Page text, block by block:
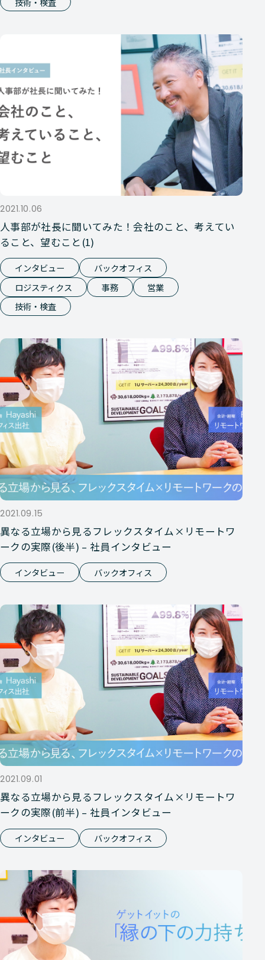
2021.10.06
人事部が社長に聞いてみた！会社のこと、考えてい
ること、望むこと(1)
インタビュー
バックオフィス
ロジスティクス
事務
営業
技術・検査
2021.09.15
異なる立場から見るフレックスタイム×リモートワ
ークの実際(後半) – 社員インタビュー
インタビュー バックオフィス
2021.09.01
異なる立場から見るフレックスタイム×リモートワ
ークの実際(前半) – 社員インタビュー
インタビュー バックオフィス